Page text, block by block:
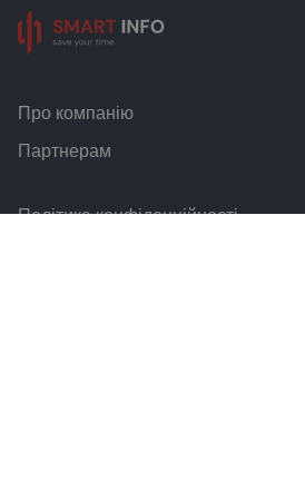
Про компанію
Партнерам
Політика конфіденційності